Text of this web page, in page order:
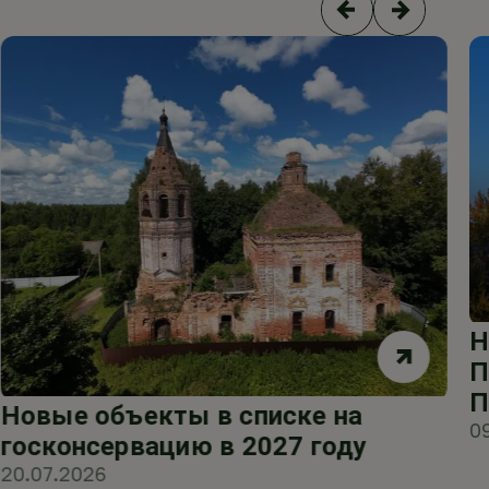
Новые объекты в списке на
госконсервацию в 2027 году
20.07.2026